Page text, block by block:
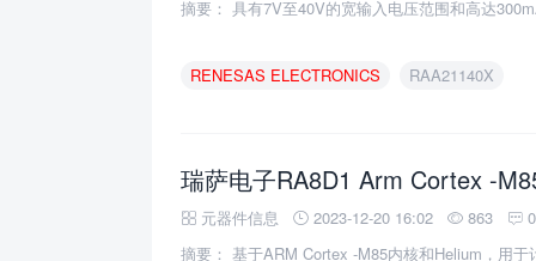
摘要： 具有7V至40V的宽输入电压范围和高达
RENESAS ELECTRONICS RAA21140X
元器件信息 2023-12-20 16:02 863
摘要： 基于ARM Cortex -M85内核和Helium，用